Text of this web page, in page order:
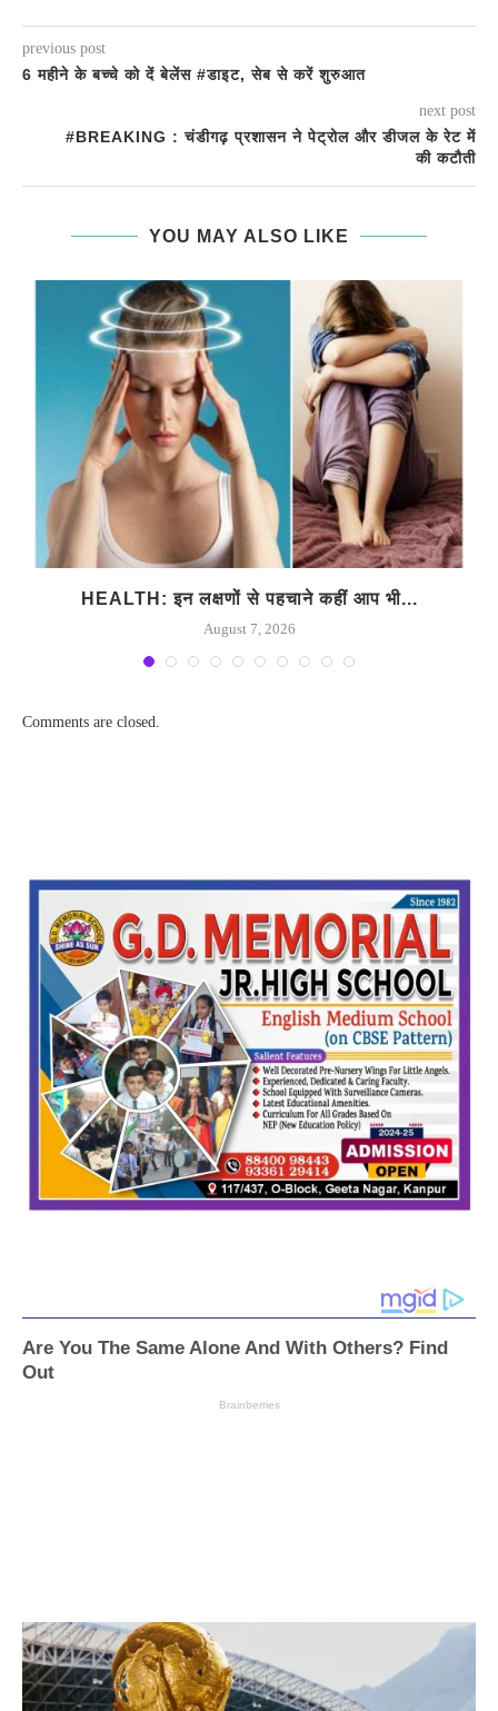
previous post
6 महीने के बच्चे को दें बेलेंस #डाइट, सेब से करें शुरुआत
next post
#BREAKING : चंडीगढ़ प्रशासन ने पेट्रोल और डीजल के रेट में
की कटौती
YOU MAY ALSO LIKE
HEALTH: इन लक्षणों से पहचाने कहीं आप भी...
August 7, 2026
Comments are closed.